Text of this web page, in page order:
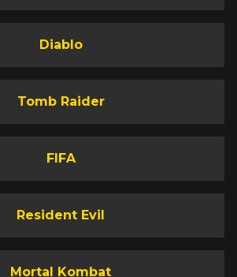
Diablo
Tomb Raider
FIFA
Resident Evil
Mortal Kombat